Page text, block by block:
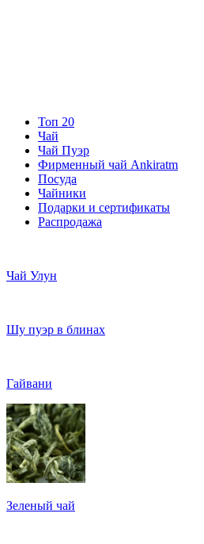
Топ 20
Чай
Чай Пуэр
Фирменный чай Ankiratm
Посуда
Чайники
Подарки и сертификаты
Распродажа
Чай Улун
Шу пуэр в блинах
Гайвани
Зеленый чай